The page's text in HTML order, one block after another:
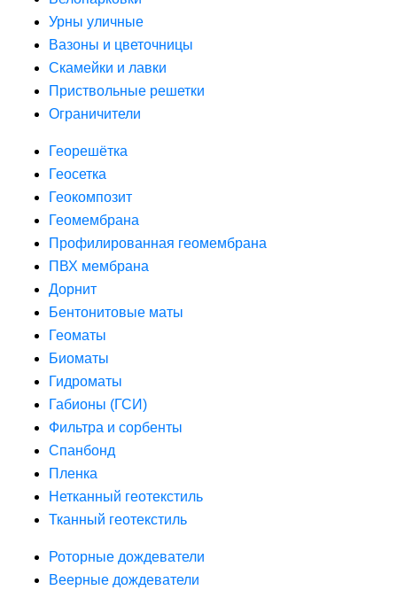
Урны уличные
Вазоны и цветочницы
Скамейки и лавки
Приствольные решетки
Ограничители
Георешётка
Геосетка
Геокомпозит
Геомембрана
Профилированная геомембрана
ПВХ мембрана
Дорнит
Бентонитовые маты
Геоматы
Биоматы
Гидроматы
Габионы (ГСИ)
Фильтра и сорбенты
Спанбонд
Пленка
Нетканный геотекстиль
Тканный геотекстиль
Роторные дождеватели
Веерные дождеватели